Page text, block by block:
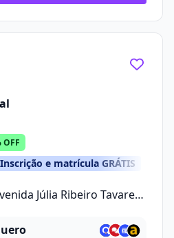
OFF
Inscrição e matrícula GRÁTIS
Júlia Ribeiro Tavares,